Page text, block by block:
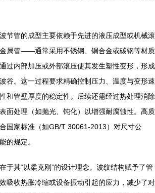
节管的成型主要依赖于先进的液压成型或机械滚
属管——通常采用不锈钢、铜合金或碳钢等材质
内部加压或外部滚压使其发生塑性变形，形成
谷。这一过程要求精确控制压力、温度与变形速
和管壁厚度的稳定性。后续还需经过热处理消除
面处理（如抛光、钝化）以增强耐腐蚀性。高质
国家标准（如GB/T 30061-2013）对尺寸公
的规定。
于其“以柔克刚”的设计理念。波纹结构赋予了管
吸收热胀冷缩或设备振动引起的应力，减少了对